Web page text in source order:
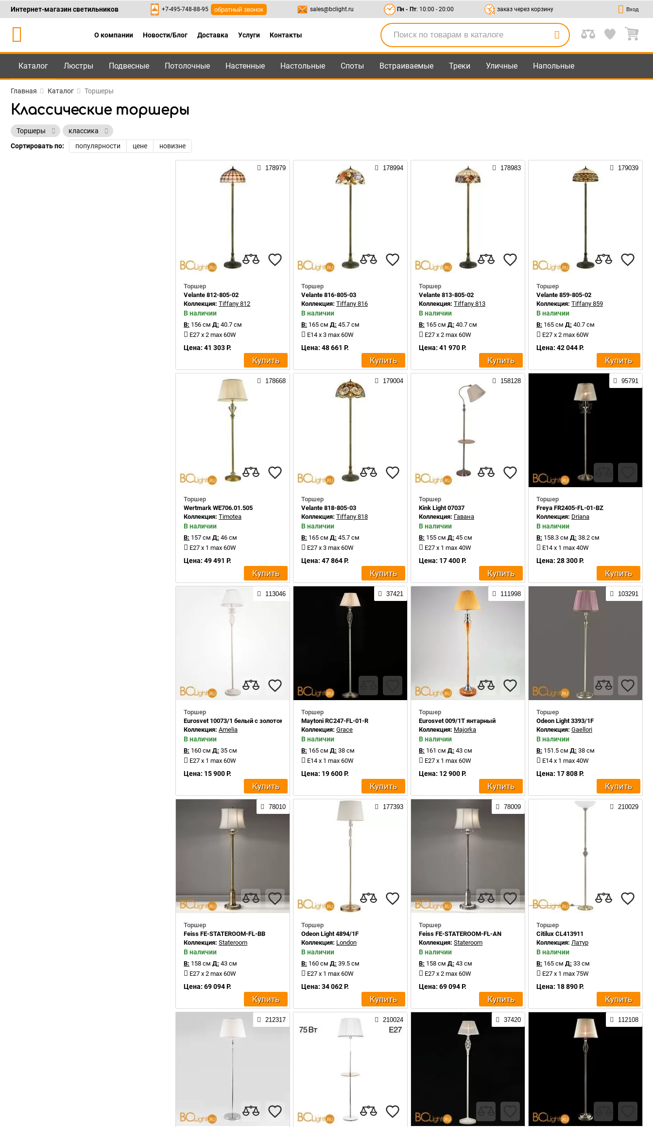
Каталог +7-495-748-88-95 ,8-800-550-95-45 sales@bclight.ru
Интернет-магазин светильников +7-495-748-88-95 обратный звонок sales@bclight.ru Пн - Пт: 10:00 - 20:00 заказ через корзину Вход
О компании Новости/Блог Доставка Услуги Контакты
Каталог Люстры Подвесные Потолочные Настенные Настольные Споты Встраиваемые Треки Уличные Напольные
Главная Каталог Торшеры
Классические торшеры
Торшеры
классика
Сортировать по:
популярности цене новизне
178979
Торшер
Velante 812-805-02
Коллекция: Tiffany 812
В наличии
В: 156 см Д: 40.7 см
E27 x 2 max 60W
Цена: 41 303 Р.
Купить
178994
Торшер
Velante 816-805-03
Коллекция: Tiffany 816
В наличии
В: 165 см Д: 45.7 см
E14 x 3 max 60W
Цена: 48 661 Р.
Купить
178983
Торшер
Velante 813-805-02
Коллекция: Tiffany 813
В наличии
В: 165 см Д: 40.7 см
E27 x 2 max 60W
Цена: 41 970 Р.
Купить
179039
Торшер
Velante 859-805-02
Коллекция: Tiffany 859
В наличии
В: 165 см Д: 40.7 см
E27 x 2 max 60W
Цена: 42 044 Р.
Купить
178668
Торшер
Wertmark WE706.01.505
Коллекция: Timotea
В наличии
В: 157 см Д: 46 см
E27 x 1 max 60W
Цена: 49 491 Р.
Купить
179004
Торшер
Velante 818-805-03
Коллекция: Tiffany 818
В наличии
В: 165 см Д: 45.7 см
E27 x 3 max 60W
Цена: 47 864 Р.
Купить
158128
Торшер
Kink Light 07037
Коллекция: Гавана
В наличии
В: 155 см Д: 45 см
E27 x 1 max 40W
Цена: 17 400 Р.
Купить
95791
Торшер
Freya FR2405-FL-01-BZ
Коллекция: Driana
В наличии
В: 158.3 см Д: 38.2 см
E14 x 1 max 40W
Цена: 28 300 Р.
Купить
113046
Торшер
Eurosvet 10073/1 белый с золотом/прозрачный хрусталь Strotskis
Коллекция: Amelia
В наличии
В: 160 см Д: 35 см
E27 x 1 max 60W
Цена: 15 900 Р.
Купить
37421
Торшер
Maytoni RC247-FL-01-R
Коллекция: Grace
В наличии
В: 165 см Д: 38 см
E14 x 1 max 60W
Цена: 19 600 Р.
Купить
111998
Торшер
Eurosvet 009/1T янтарный
Коллекция: Majorka
В наличии
В: 161 см Д: 43 см
E27 x 1 max 60W
Цена: 12 900 Р.
Купить
103291
Торшер
Odeon Light 3393/1F
Коллекция: Gaellori
В наличии
В: 151.5 см Д: 38 см
E14 x 1 max 40W
Цена: 17 808 Р.
Купить
78010
Торшер
Feiss FE-STATEROOM-FL-BB
Коллекция: Stateroom
В наличии
В: 158 см Д: 43 см
E27 x 2 max 60W
Цена: 69 094 Р.
Купить
177393
Торшер
Odeon Light 4894/1F
Коллекция: London
В наличии
В: 160 см Д: 39.5 см
E27 x 1 max 60W
Цена: 34 062 Р.
Купить
78009
Торшер
Feiss FE-STATEROOM-FL-AN
Коллекция: Stateroom
В наличии
В: 158 см Д: 43 см
E27 x 2 max 60W
Цена: 69 094 Р.
Купить
210029
Торшер
Citilux CL413911
Коллекция: Латур
В наличии
В: 165 см Д: 33 см
E27 x 1 max 75W
Цена: 18 890 Р.
Купить
212317 210024 37420 112108